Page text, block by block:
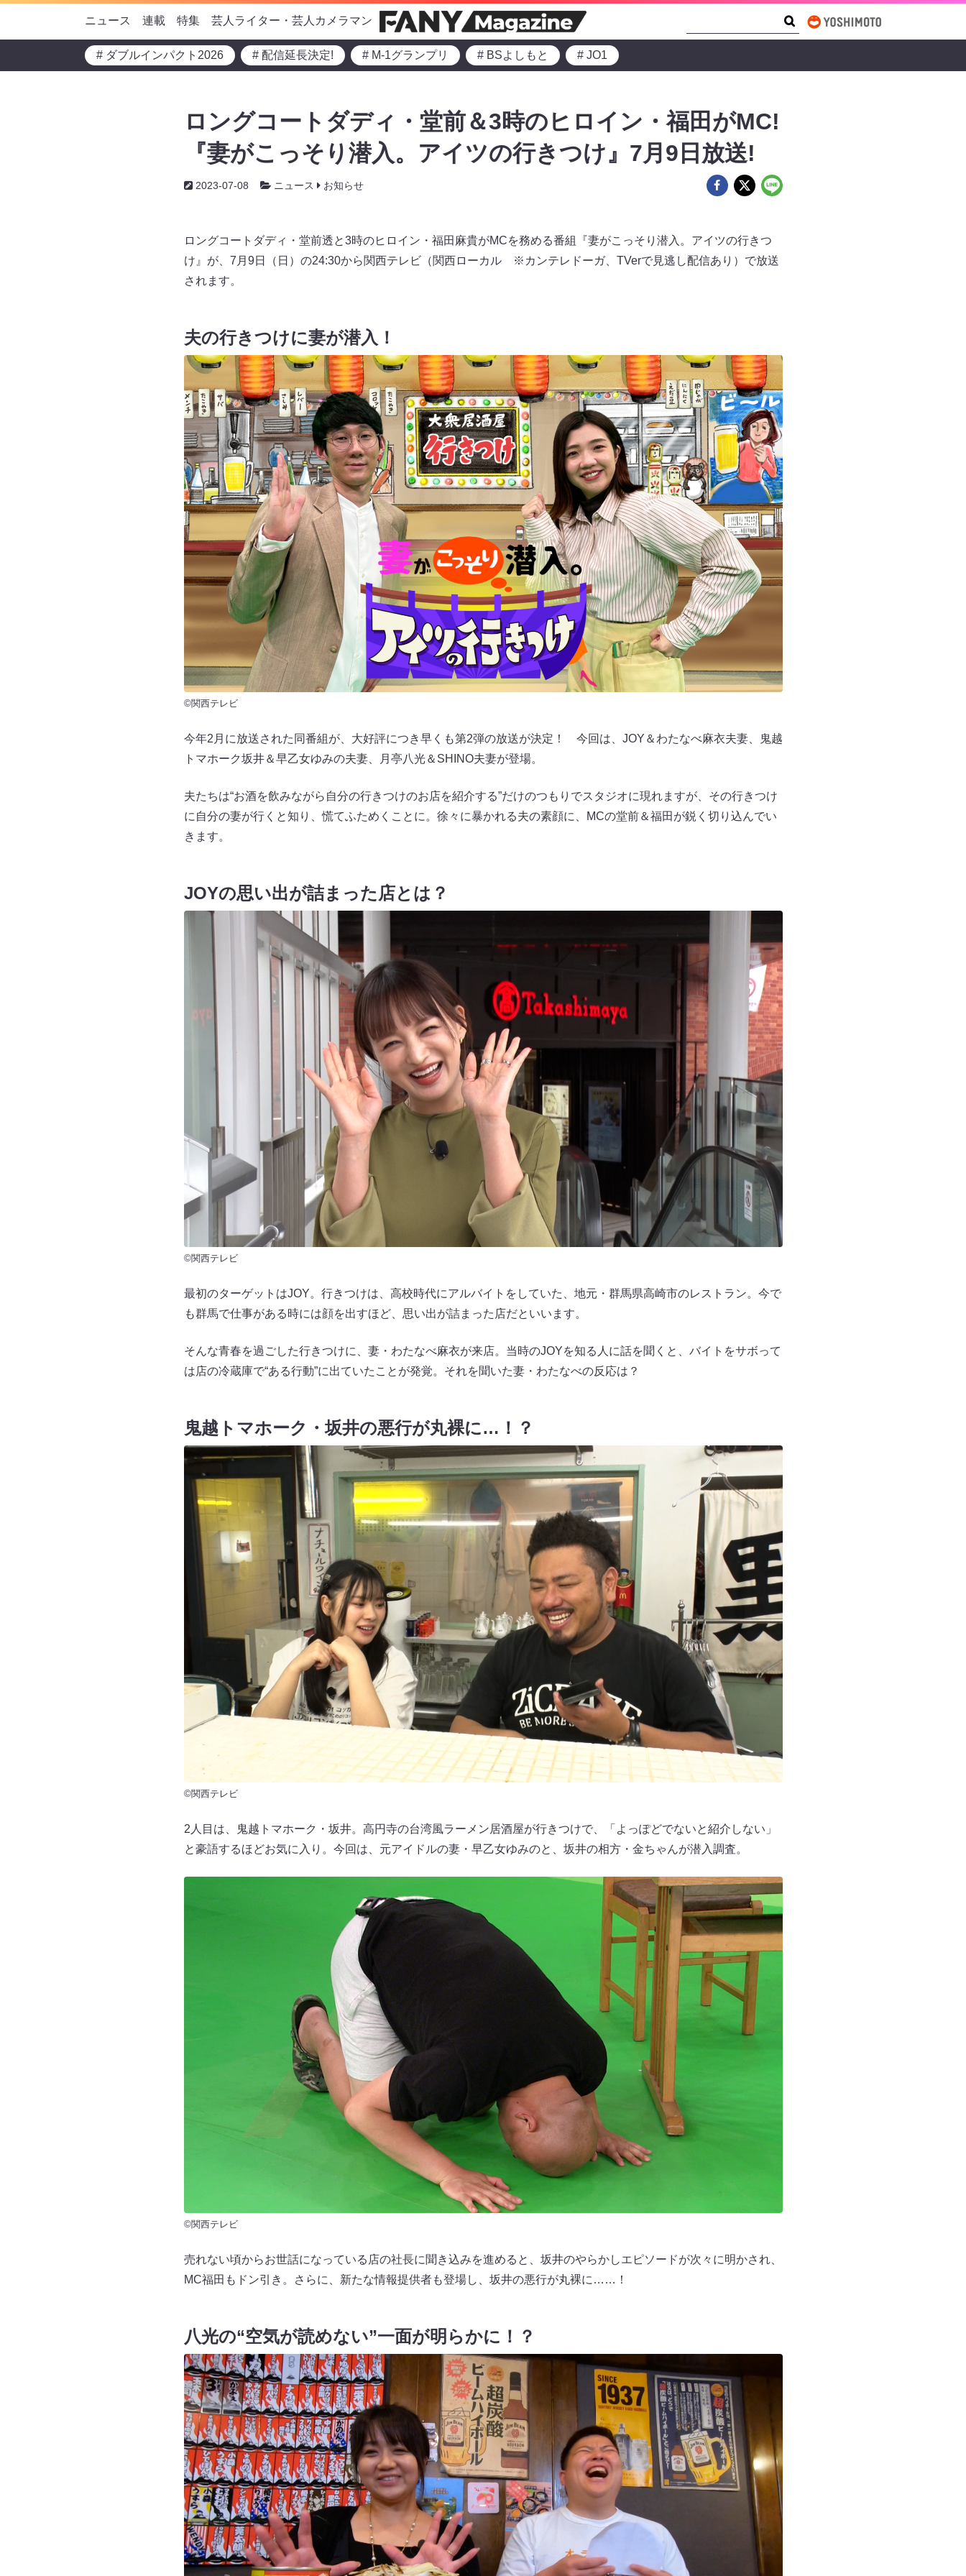
ニュース 連載 特集 芸人ライター・芸人カメラマン
# ダブルインパクト2026 # 配信延長決定! # M-1グランプリ # BSよしもと # JO1
ロングコートダディ・堂前＆3時のヒロイン・福田がMC!
『妻がこっそり潜入。アイツの行きつけ』7月9日放送!
2023-07-08 ニュース お知らせ
ロングコートダディ・堂前透と3時のヒロイン・福田麻貴がMCを務める番組『妻がこっそり潜入。アイツの行きつ
け』が、7月9日（日）の24:30から関西テレビ（関西ローカル ※カンテレドーガ、TVerで見逃し配信あり）で放送
されます。
夫の行きつけに妻が潜入！
©関西テレビ
今年2月に放送された同番組が、大好評につき早くも第2弾の放送が決定！ 今回は、JOY＆わたなべ麻衣夫妻、鬼越
トマホーク坂井＆早乙女ゆみの夫妻、月亭八光＆SHINO夫妻が登場。
夫たちは“お酒を飲みながら自分の行きつけのお店を紹介する”だけのつもりでスタジオに現れますが、その行きつけ
に自分の妻が行くと知り、慌てふためくことに。徐々に暴かれる夫の素顔に、MCの堂前＆福田が鋭く切り込んでい
きます。
JOYの思い出が詰まった店とは？
©関西テレビ
最初のターゲットはJOY。行きつけは、高校時代にアルバイトをしていた、地元・群馬県高崎市のレストラン。今で
も群馬で仕事がある時には顔を出すほど、思い出が詰まった店だといいます。
そんな青春を過ごした行きつけに、妻・わたなべ麻衣が来店。当時のJOYを知る人に話を聞くと、バイトをサボって
は店の冷蔵庫で“ある行動”に出ていたことが発覚。それを聞いた妻・わたなべの反応は？
鬼越トマホーク・坂井の悪行が丸裸に…！？
©関西テレビ
2人目は、鬼越トマホーク・坂井。高円寺の台湾風ラーメン居酒屋が行きつけで、「よっぽどでないと紹介しない」
と豪語するほどお気に入り。今回は、元アイドルの妻・早乙女ゆみのと、坂井の相方・金ちゃんが潜入調査。
©関西テレビ
売れない頃からお世話になっている店の社長に聞き込みを進めると、坂井のやらかしエピソードが次々に明かされ、
MC福田もドン引き。さらに、新たな情報提供者も登場し、坂井の悪行が丸裸に……！
八光の“空気が読めない”一面が明らかに！？